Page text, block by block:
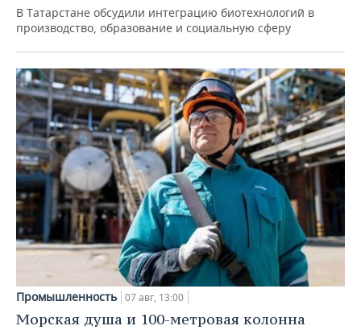
В Татарстане обсудили интеграцию биотехнологий в
производство, образование и социальную сферу
Промышленность 07 авг, 13:00
Морская душа и 100-метровая колонна